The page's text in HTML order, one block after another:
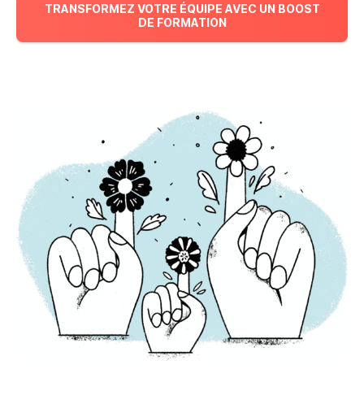
TRANSFORMEZ VOTRE ÉQUIPE AVEC UN BOOST
DE FORMATION